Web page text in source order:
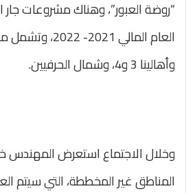
“روضة العبور”، وهناك مشروعات جار
العام المالي
وأهالينا 3 و4، وشمال الحرفيين.
وخلال الاجتماع استعرض
المناطق غير المخططة، التي سيتم